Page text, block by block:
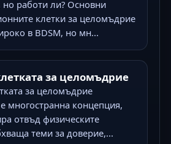
работи ли? Основни
клетки за целомъдрие
в BDSM, но мн...
за целомъдрие
за целомъдрие
многостранна концепция,
отвъд физическите
теми за доверие,...